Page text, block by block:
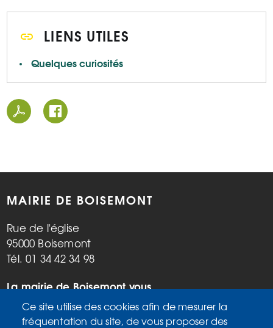
LIENS UTILES
Quelques curiosités
MAIRIE DE BOISEMONT
Rue de l'église
95000 Boisemont
Tél. 01 34 42 34 98
La mairie de Boisemont vous
accueille :
Mardi, vendredi de 9h à 12h et de
Ce site utilise des cookies afin de mesurer la
fréquentation du site, de vous proposer des